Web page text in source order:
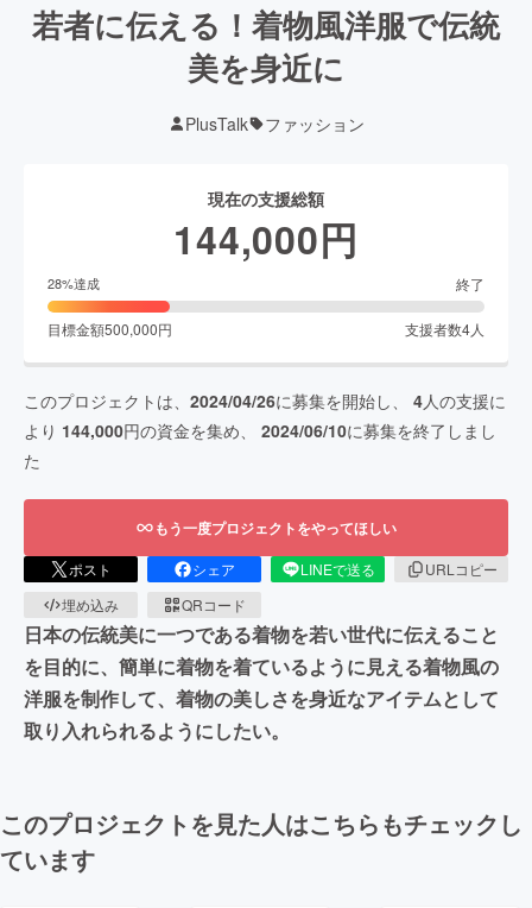
若者に伝える！着物風洋服で伝統
美を身近に
PlusTalk ファッション
現在の支援総額
144,000円
28%達成 終了
目標金額500,000円 支援者数4人
このプロジェクトは、 2024/04/26に募集を開始し、 4人の支援に
より 144,000円の資金を集め、 2024/06/10に募集を終了しまし
た
もう一度プロジェクトをやってほしい
ポスト シェア LINEで送る
URLコピー
埋め込み
QRコード
日本の伝統美に一つである着物を若い世代に伝えること
を目的に、簡単に着物を着ているように見える着物風の
洋服を制作して、着物の美しさを身近なアイテムとして
取り入れられるようにしたい。
このプロジェクトを見た人はこちらもチェックし
ています